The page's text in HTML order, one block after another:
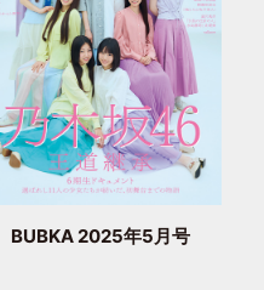
BUBKA 2025年5月号